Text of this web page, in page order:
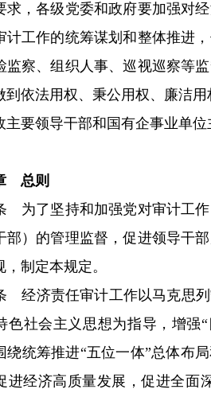
各级党委和政府要加强对经
计工作的统筹谋划和整体推进
监察、组织人事、巡视巡察等
到依法用权、秉公用权、廉洁用
领导干部和国有企事业单位
总则
了坚持和加强党对审计工作
部）的管理监督，促进领导干
制定本规定。
济责任审计工作以马克思列
色社会主义思想为指导，增强
绕统筹推进“五位一体”总体布
进经济高质量发展，促进全面